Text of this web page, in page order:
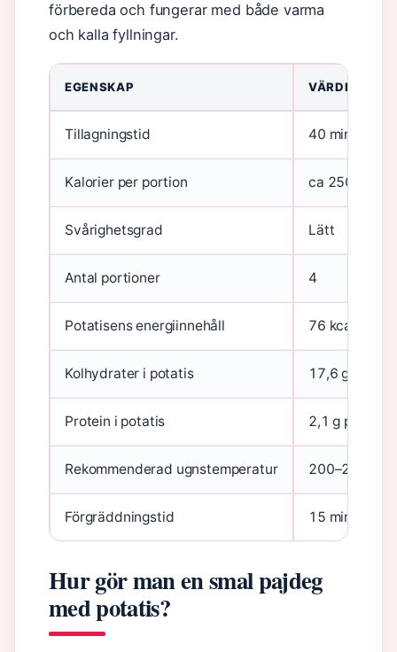
förbereda och fungerar med både varma
och kalla fyllningar.
EGENSKAP VÄRDE
Tillagningstid 40 minuter
Kalorier per portion ca 250 kcal
Svårighetsgrad Lätt
Antal portioner 4
Potatisens energiinnehåll 76 kcal per
Kolhydrater i potatis 17,6 g per
Protein i potatis 2,1 g per 100
Rekommenderad ugnstemperatur 200–225°C
Förgräddningstid 15 minuter
Hur gör man en smal pajdeg
med potatis?